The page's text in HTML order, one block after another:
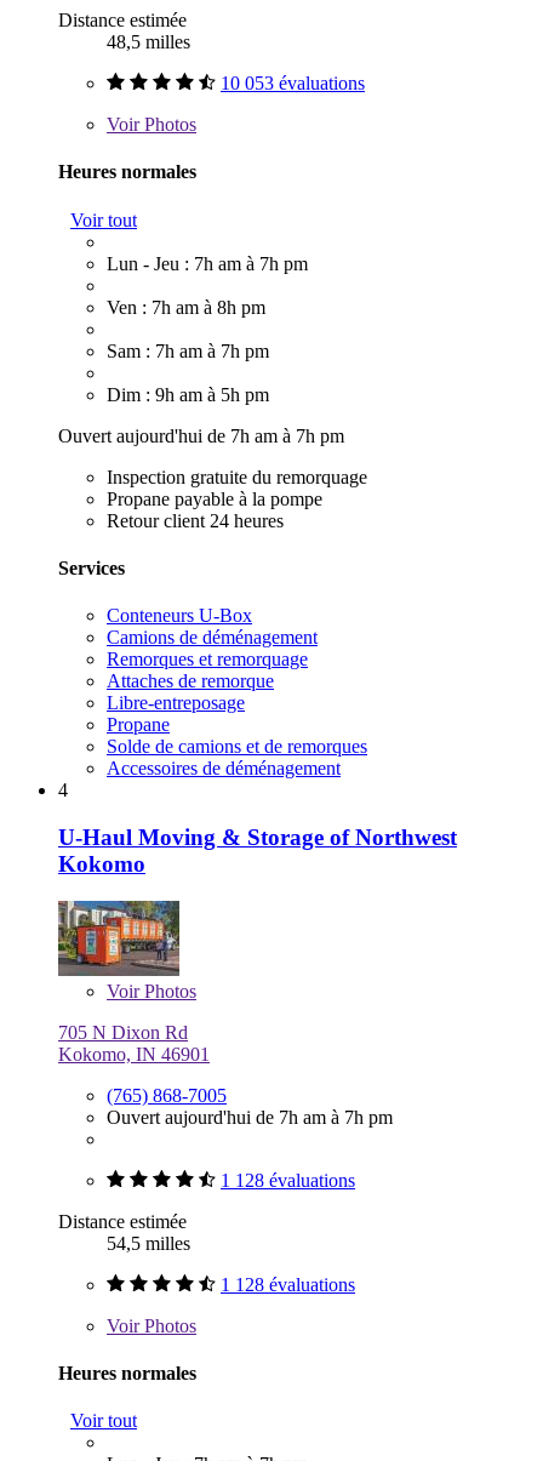
Distance estimée
48,5 milles
10 053 évaluations
VoirPhotos
Heures normales
Voir tout
Lun - Jeu : 7h am à 7h pm
Ven : 7h am à 8h pm
Sam : 7h am à 7h pm
Dim : 9h am à 5h pm
Ouvert aujourd'hui de 7h am à 7h pm
Inspection gratuite du remorquage
Propane payable à la pompe
Retour client 24 heures
Services
Conteneurs U-Box
Camions de déménagement
Remorques et remorquage
Attaches de remorque
Libre-entreposage
Propane
Solde de camions et de remorques
Accessoires de déménagement
4
U-Haul Moving & Storage of Northwest
Kokomo
VoirPhotos
705 N Dixon Rd
Kokomo, IN 46901
(765) 868-7005
Ouvert aujourd'hui de 7h am à 7h pm
1 128 évaluations
Distance estimée
54,5 milles
1 128 évaluations
VoirPhotos
Heures normales
Voir tout